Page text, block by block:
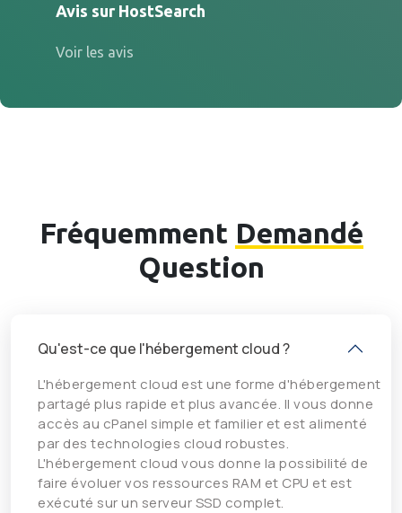
Avis sur HostSearch
Voir les avis
Fréquemment Demandé
Question
Qu'est-ce que l'hébergement cloud ?
L'hébergement cloud est une forme d'hébergement
partagé plus rapide et plus avancée. Il vous donne
accès au cPanel simple et familier et est alimenté
par des technologies cloud robustes.
L'hébergement cloud vous donne la possibilité de
faire évoluer vos ressources RAM et CPU et est
exécuté sur un serveur SSD complet.